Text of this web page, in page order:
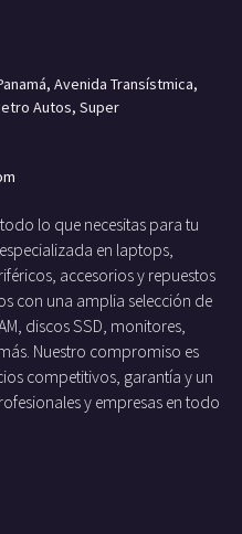
Avenida Transístmica,
Autos, Super
lo que necesitas para tu
en laptops,
accesorios y repuestos
con una amplia selección de
discos SSD, monitores,
Nuestro compromiso es
competitivos, garantía y un
y empresas en todo